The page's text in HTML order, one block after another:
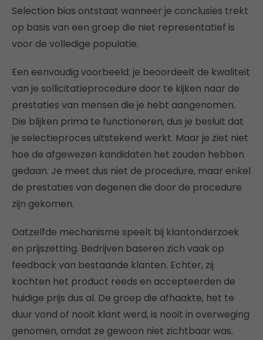
Selection bias ontstaat wanneer je conclusies trekt
op basis van een groep die niet representatief is
voor de volledige populatie.
Een eenvoudig voorbeeld: je beoordeelt de kwaliteit
van je sollicitatieprocedure door te kijken naar de
prestaties van mensen die je hebt aangenomen.
Die blijken prima te functioneren, dus je besluit dat
je selectieproces uitstekend werkt. Maar je ziet niet
hoe de afgewezen kandidaten het zouden hebben
gedaan. Je meet dus niet de procedure, maar enkel
de prestaties van degenen die door de procedure
zijn gekomen.
Datzelfde mechanisme speelt bij klantonderzoek
en prijszetting. Bedrijven baseren zich vaak op
feedback van bestaande klanten. Echter, zij
kochten het product reeds en accepteerden de
huidige prijs dus al. De groep die afhaakte, het te
duur vond of nooit klant werd, is nooit in overweging
genomen, omdat ze gewoon niet zichtbaar was.